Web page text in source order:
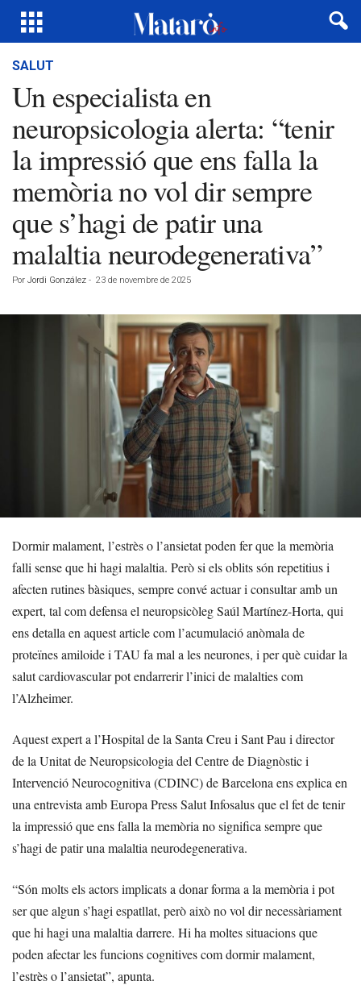
SALUT
Un especialista en
neuropsicologia alerta: “tenir
la impressió que ens falla la
memòria no vol dir sempre
que s’hagi de patir una
malaltia neurodegenerativa”
Por Jordi González - 23 de novembre de 2025
Dormir malament, l’estrès o l’ansietat poden fer que la memòria
falli sense que hi hagi malaltia. Però si els oblits són repetitius i
afecten rutines bàsiques, sempre convé actuar i consultar amb un
expert, tal com defensa el neuropsicòleg Saúl Martínez-Horta, qui
ens detalla en aquest article com l’acumulació anòmala de
proteïnes amiloide i TAU fa mal a les neurones, i per què cuidar la
salut cardiovascular pot endarrerir l’inici de malalties com
l’Alzheimer.
Aquest expert a l’Hospital de la Santa Creu i Sant Pau i director
de la Unitat de Neuropsicologia del Centre de Diagnòstic i
Intervenció Neurocognitiva (CDINC) de Barcelona ens explica en
una entrevista amb Europa Press Salut Infosalus que el fet de tenir
la impressió que ens falla la memòria no significa sempre que
s’hagi de patir una malaltia neurodegenerativa.
“Són molts els actors implicats a donar forma a la memòria i pot
ser que algun s’hagi espatllat, però això no vol dir necessàriament
que hi hagi una malaltia darrere. Hi ha moltes situacions que
poden afectar les funcions cognitives com dormir malament,
l’estrès o l’ansietat”, apunta.